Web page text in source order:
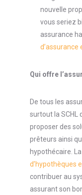
nouvelle
vous seriez
assurance
d’assurance
Qui offre
De tous les
surtout la SCHL
proposer des
prêteurs ainsi
hypothécaire. La
d’hypothèques
contribuer au
assurant son